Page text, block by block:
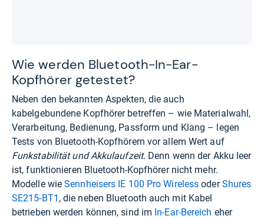
Wie werden Bluetooth-In-Ear-
Kopfhörer getestet?
Neben den bekannten Aspekten, die auch
kabelgebundene Kopfhörer betreffen – wie Materialwahl,
Verarbeitung, Bedienung, Passform und Klang – legen
Tests von Bluetooth-Kopfhörern vor allem Wert auf
Funkstabilität und Akkulaufzeit. Denn wenn der Akku leer
ist, funktionieren Bluetooth-Kopfhörer nicht mehr.
Modelle wieSennheisers IE 100 Pro Wireless oderShures
SE215-BT1 , die neben Bluetooth auch mit Kabel
betrieben werden können, sind im In-Ear-Bereich eher